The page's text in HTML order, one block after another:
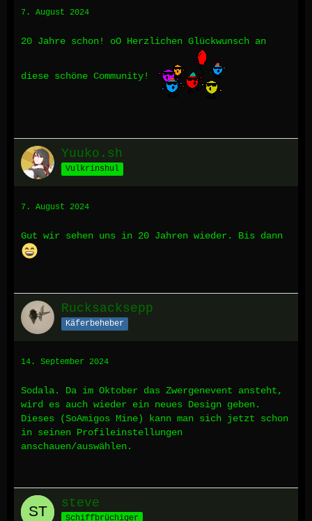
7. August 2024
20 Jahre schon! oO Herzlichen Glückwunsch an
diese schöne Community!
Yuuko.sh
Vulkrinshul
7. August 2024
Gut wir sehen uns in 20 Jahren wieder. Bis dann
Rucksacksepp
Käferbeheber
14. September 2024
Sodala. Da im Oktober das Zwergenevent ansteht,
wird es auch wieder ein neues Design geben.
Dieses (SoAmigos Mine) kann man sich jetzt schon
in seinen Profileinstellungen
anschauen/auswählen.
steve
Schiffbrüchiger